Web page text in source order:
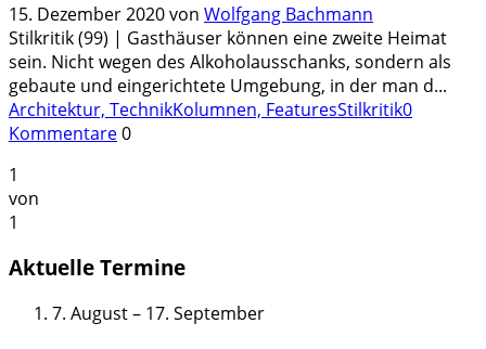
15. Dezember 2020von Wolfgang Bachmann
Stilkritik (99) | Gasthäuser können eine zweite Heimat
sein. Nicht wegen des Alkoholausschanks, sondern als
gebaute und eingerichtete Umgebung, in der man d...
Architektur, TechnikKolumnen, FeaturesStilkritik0
Kommentare0
1
von
1
Aktuelle Termine
7. August– 17. September